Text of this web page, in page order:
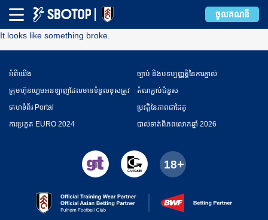
ចូលគណនី
Error
It looks like something broke.
អំពី​​យើង
ច្បាប់ និងបទប្បញ្ញត្តិនៃការភ្នាល់
ក្រុមហ៊ុនហ្គេមអនឡាញដែលមានទំនួលខុសត្រូវ
តំណភ្ជាប់ជំនួស
គេហទំព័រ Portal
ប្រវត្តិនៃភាពជាដៃគូ
ការប្រកួត EURO 2024
​បាល់ទាត់​ពិភពលោកឆ្នាំ 2026